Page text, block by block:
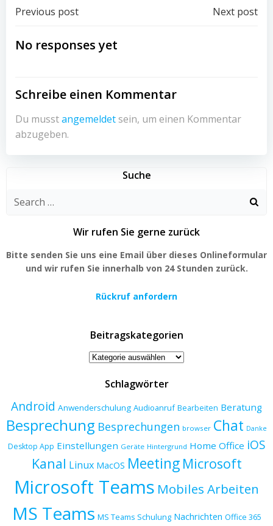
Post
navigation
Previous post Next post
No responses yet
Schreibe einen Kommentar
Du musstangemeldet sein, um einen Kommentar
abzugeben.
Suche
Search
Wir rufen Sie gerne zurück
Bitte senden Sie uns eine Email über dieses Onlineformular
und wir rufen Sie innerhalb von 24 Stunden zurück.
Rückruf anfordern
Beitragskategorien
Beitragskategorien
Schlagwörter
Android Anwenderschulung Audioanruf Bearbeiten Beratung
Besprechung Besprechungen browser Chat Danke
Desktop App Einstellungen Geräte Hintergrund Home Office iOS
Kanal Linux MacOS Meeting Microsoft
Microsoft Teams Mobiles Arbeiten
MS Teams MS Teams Schulung Nachrichten Office 365